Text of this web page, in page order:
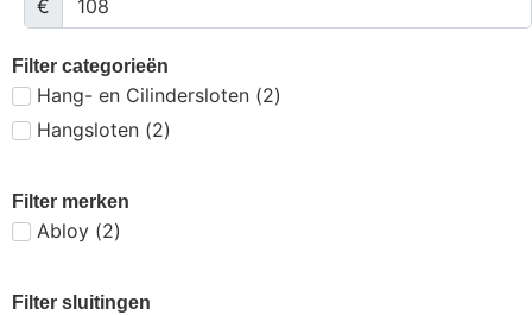
€
Filter categorieën
Hang- en Cilindersloten (2)
Hangsloten (2)
Filter merken
Abloy (2)
Filter sluitingen